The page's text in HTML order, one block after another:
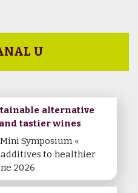
U
alternative
tastier wines
Symposium «
to healthier
2026